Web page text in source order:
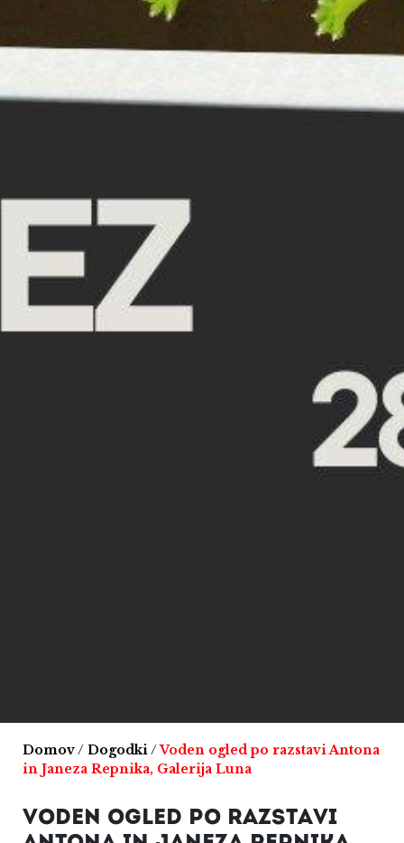
Domov / Dogodki /Voden ogled po razstavi Antona
in Janeza Repnika, Galerija Luna
VODEN OGLED PO RAZSTAVI